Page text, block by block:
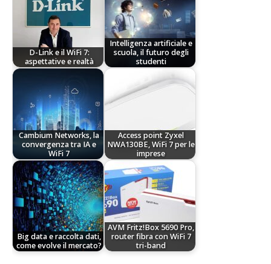
D-Link e il WiFi 7:
aspettative e realtà
Intelligenza artificiale e
scuola, il futuro degli
studenti
Cambium Networks, la
convergenza tra IA e
WiFi 7
Access point Zyxel
NWA130BE, WiFi 7 per le
imprese
Big data e raccolta dati,
come evolve il mercato?
AVM Fritz!Box 5690 Pro,
router fibra con WiFi 7
tri-band